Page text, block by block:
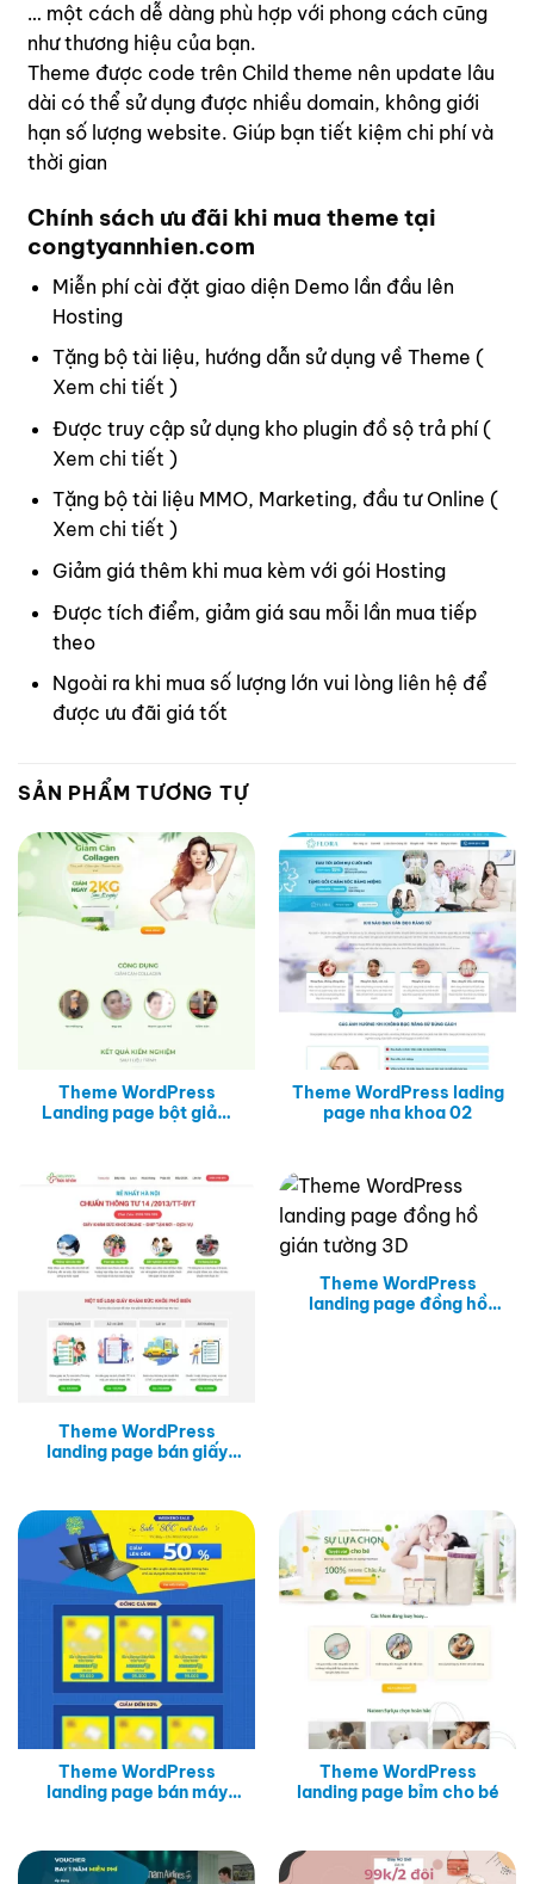
… một cách dễ dàng phù hợp với phong cách cũng
như thương hiệu của bạn.
Theme được code trên Child theme nên update lâu
dài có thể sử dụng được nhiều domain, không giới
hạn số lượng website. Giúp bạn tiết kiệm chi phí và
thời gian
Chính sách ưu đãi khi mua theme tại
congtyannhien.com
Miễn phí cài đặt giao diện Demo lần đầu lên
Hosting
Tặng bộ tài liệu, hướng dẫn sử dụng về Theme (
Xem chi tiết )
Được truy cập sử dụng kho plugin đồ sộ trả phí (
Xem chi tiết )
Tặng bộ tài liệu MMO, Marketing, đầu tư Online (
Xem chi tiết )
Giảm giá thêm khi mua kèm với gói Hosting
Được tích điểm, giảm giá sau mỗi lần mua tiếp
theo
Ngoài ra khi mua số lượng lớn vui lòng liên hệ để
được ưu đãi giá tốt
SẢN PHẨM TƯƠNG TỰ
Theme WordPress
Landing page bột giảm
Theme WordPress lading
page nha khoa 02
Theme WordPress
landing page bán giấy
Theme WordPress
landing page đồng hồ
Theme WordPress
landing page bán máy
Theme WordPress
landing page bỉm cho bé